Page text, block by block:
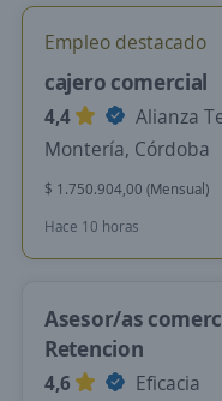
Empleo destacado
cajero comercial
4,4
Alianza
Montería, Córdoba
$ 1.750.904,00 (Mensual)
Hace 10 horas
Asesor/as
Retencion
4,6
Eficacia